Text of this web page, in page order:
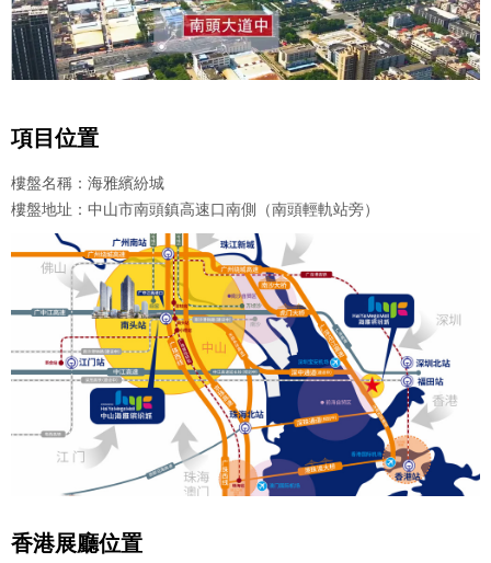
項目位置
樓盤名稱：海雅繽紛城
樓盤地址：中山市南頭鎮高速口南側（南頭輕軌站旁）
香港展廳位置